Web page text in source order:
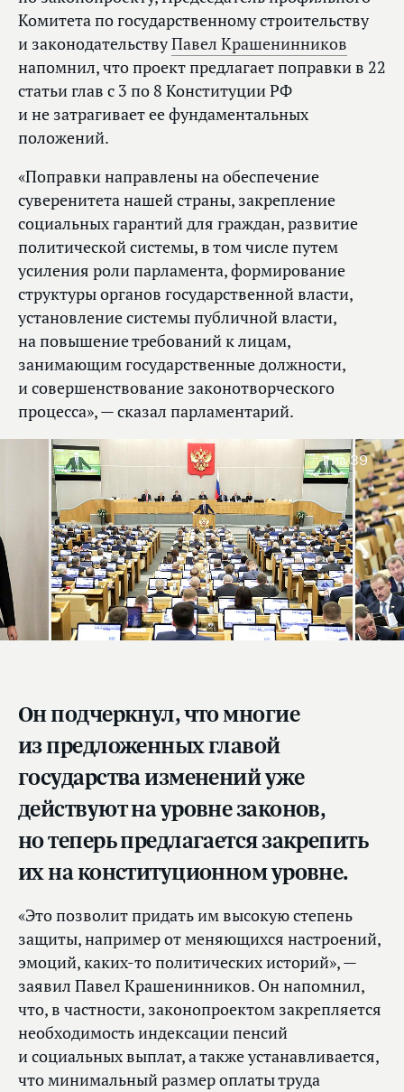
Комитета по государственному строительству
и законодательствуПавел Крашенинников
напомнил, что проект предлагает поправки в 22
статьи глав с 3 по 8 Конституции РФ
и не затрагивает ее фундаментальных
положений.
«Поправки направлены на обеспечение
суверенитета нашей страны, закрепление
социальных гарантий для граждан, развитие
политической системы, в том числе путем
усиления роли парламента, формирование
структуры органов государственной власти,
установление системы публичной власти,
на повышение требований к лицам,
занимающим государственные должности,
и совершенствование законотворческого
процесса», — сказал парламентарий.
1из 39
Он подчеркнул, что многие
из предложенных главой
государства изменений уже
действуют на уровне законов,
но теперь предлагается закрепить
их на конституционном уровне.
«Это позволит придать им высокую степень
защиты, например от меняющихся настроений,
эмоций, каких‑то политических историй», —
заявил Павел Крашенинников. Он напомнил,
что, в частности, законопроектом закрепляется
необходимость индексации пенсий
и социальных выплат, а также устанавливается,
что минимальный размер оплаты труда